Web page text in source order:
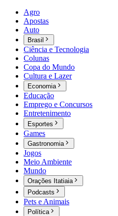
Agro
Apostas
Auto
Brasil
Ciência e Tecnologia
Colunas
Copa do Mundo
Cultura e Lazer
Economia
Educação
Emprego e Concursos
Entretenimento
Esportes
Games
Gastronomia
Jogos
Meio Ambiente
Mundo
Orações Itatiaia
Podcasts
Pets e Animais
Política